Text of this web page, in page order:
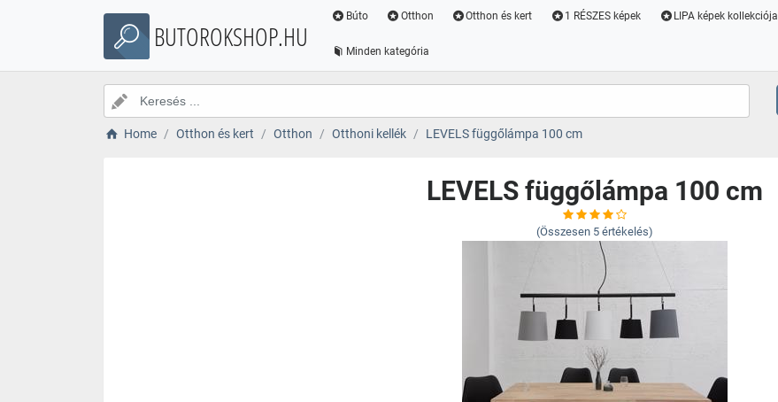
BUTOROKSHOP.HU
Búto Otthon Otthon és kert 1 RÉSZES képek LIPA képek kollekciója
Minden kategória
Home Otthon és kert Otthon Otthoni kellék LEVELS függőlámpa 100 cm
LEVELS függőlámpa 100 cm
(Összesen 5 értékelés)